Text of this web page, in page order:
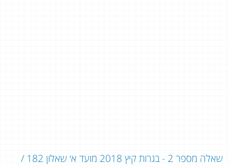
שאלה מספר 2 - בגרות קיץ 2018 מועד א׳ שאלון 182 /